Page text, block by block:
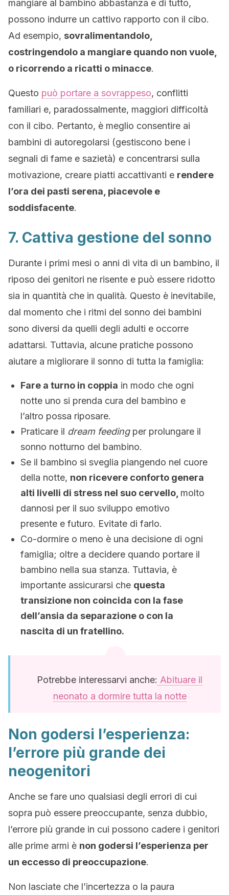
mangiare al bambino abbastanza e di tutto,
possono indurre un cattivo rapporto con il cibo.
Ad esempio, sovralimentandolo,
costringendolo a mangiare quando non vuole,
o ricorrendo a ricatti o minacce.
Questo può portare a sovrappeso, conflitti
familiari e, paradossalmente, maggiori difficoltà
con il cibo. Pertanto, è meglio consentire ai
bambini di autoregolarsi (gestiscono bene i
segnali di fame e sazietà) e concentrarsi sulla
motivazione, creare piatti accattivanti e rendere
l’ora dei pasti serena, piacevole e
soddisfacente.
7. Cattiva gestione del sonno
Durante i primi mesi o anni di vita di un bambino, il
riposo dei genitori ne risente e può essere ridotto
sia in quantità che in qualità. Questo è inevitabile,
dal momento che i ritmi del sonno dei bambini
sono diversi da quelli degli adulti e occorre
adattarsi. Tuttavia, alcune pratiche possono
aiutare a migliorare il sonno di tutta la famiglia:
Fare a turno in coppia in modo che ogni
notte uno si prenda cura del bambino e
l’altro possa riposare.
Praticare il dream feedingper prolungare il
sonno notturno del bambino.
Se il bambino si sveglia piangendo nel cuore
della notte, non ricevere conforto genera
alti livelli di stress nel suo cervello, molto
dannosi per il suo sviluppo emotivo
presente e futuro. Evitate di farlo.
Co-dormire o meno è una decisione di ogni
famiglia; oltre a decidere quando portare il
bambino nella sua stanza. Tuttavia, è
importante assicurarsi che questa
transizione non coincida con la fase
dell’ansia da separazione o con la
nascita di un fratellino.
Potrebbe interessarvi anche: Abituare il
neonato a dormire tutta la notte
Non godersi l’esperienza:
l’errore più grande dei
neogenitori
Anche se fare uno qualsiasi degli errori di cui
sopra può essere preoccupante, senza dubbio,
l’errore più grande in cui possono cadere i genitori
alle prime armi è non godersi l’esperienza per
un eccesso di preoccupazione.
Non lasciate che l’incertezza o la paura